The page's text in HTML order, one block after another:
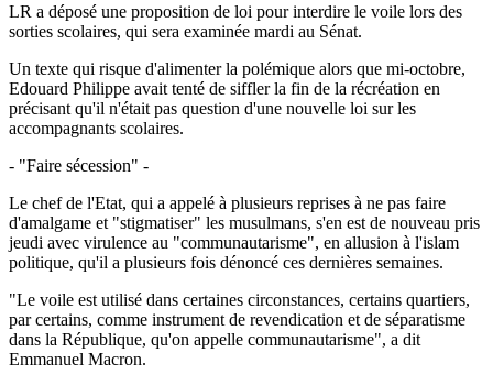
LR a déposé une proposition de loi pour interdire le voile lors des
sorties scolaires, qui sera examinée mardi au Sénat.
Un texte qui risque d'alimenter la polémique alors que mi-octobre,
Edouard Philippe avait tenté de siffler la fin de la récréation en
précisant qu'il n'était pas question d'une nouvelle loi sur les
accompagnants scolaires.
- "Faire sécession" -
Le chef de l'Etat, qui a appelé à plusieurs reprises à ne pas faire
d'amalgame et "stigmatiser" les musulmans, s'en est de nouveau pris
jeudi avec virulence au "communautarisme", en allusion à l'islam
politique, qu'il a plusieurs fois dénoncé ces dernières semaines.
"Le voile est utilisé dans certaines circonstances, certains quartiers,
par certains, comme instrument de revendication et de séparatisme
dans la République, qu'on appelle communautarisme", a dit
Emmanuel Macron.